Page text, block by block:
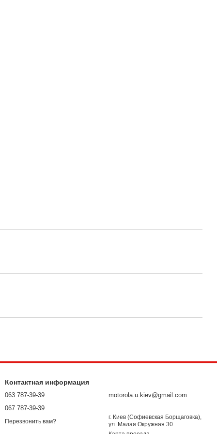
Контактная информация
063 787-39-39
067 787-39-39
Перезвонить вам?
motorola.u.kiev@gmail.com
г. Киев (Софиевская Борщаговка),
ул. Малая Окружная 30